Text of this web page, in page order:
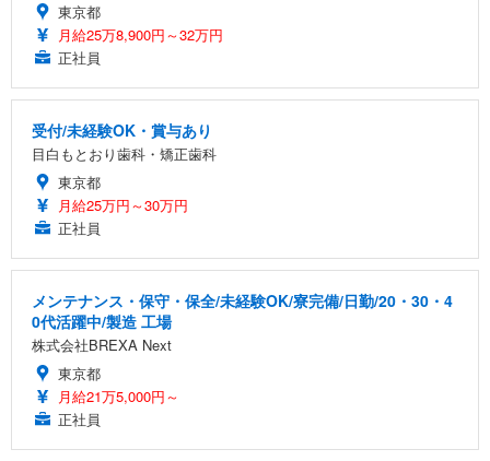
東京都
月給25万8,900円～32万円
正社員
受付/未経験OK・賞与あり
目白もとおり歯科・矯正歯科
東京都
月給25万円～30万円
正社員
メンテナンス・保守・保全/未経験OK/寮完備/日勤/20・30・4
0代活躍中/製造 工場
株式会社BREXA Next
東京都
月給21万5,000円～
正社員